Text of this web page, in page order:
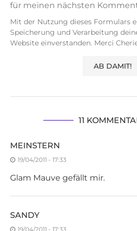
für meinen nächsten
Mit der Nutzung dieses Formulars
Speicherung und Verarbeitung
Website einverstanden. Merci
11
MEINSTERN
19/04/2011 - 17:33
Glam Mauve gefällt mir.
SANDY
19/04/2011 - 17:33